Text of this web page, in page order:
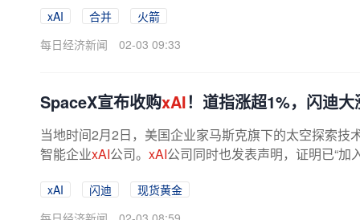
xAI 合并
火箭
每日经济新闻
02-03 09:33
SpaceX宣布收购xAI！道指涨超1%，闪迪
当地时间2月2日，美国企业家马斯克旗下的太空探索
智能企业xAI公司。 xAI公司同时也发表声明，证明已“加
xAI 闪迪
现货黄金